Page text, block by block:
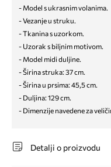
- Model s ukrasnim volanima.
- Vezanje u struku.
- Tkanina s uzorkom.
- Uzorak s biljnim motivom.
- Model midi duljine.
- Širina struka: 37 cm.
- Širina u prsima: 45,5 cm.
- Duljina: 129 cm.
- Dimenzije navedene za
Detalji o proizvodu